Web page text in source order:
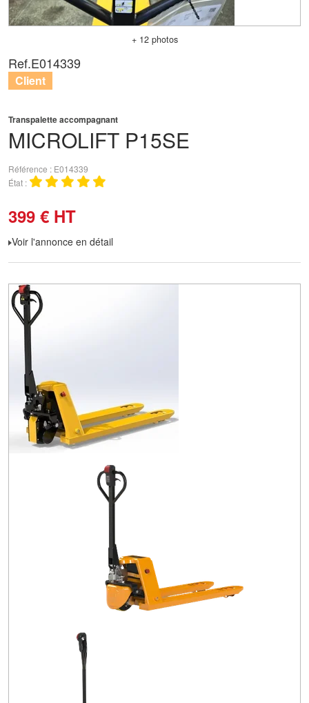
+ 12 photos
MICROLIFT P15SE
Transpalette accompagnant
Référence
E014339
État
399 € HT
Voir l'annonce en détail
Ref.E014339
Client